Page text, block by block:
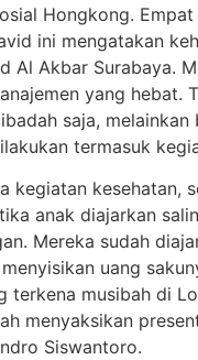
Hongkong.
ini mengatakan
Al Akbar Surabaya.
yang hebat.
saja, melainkan
termasuk
kegiatan kesehatan,
anak diajarkan
Mereka sudah
uang
terkena musibah di
menyaksikan
Siswantoro.